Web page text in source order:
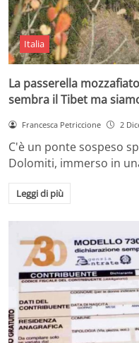
Italia
La passerella
sembra il Tibet ma
Francesca Petriccione 2
C'è un ponte sospeso
Dolomiti, immerso in
Leggi di più